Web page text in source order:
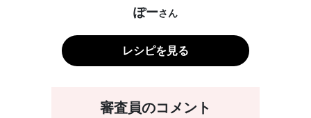
ぽーさん
レシピを見る
審査員のコメント